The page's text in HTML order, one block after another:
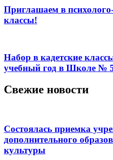
Приглашаем в
классы!
Набор в кадетские
учебный год в Школе №
Свежие новости
Состоялась приемка
дополнительного
культуры